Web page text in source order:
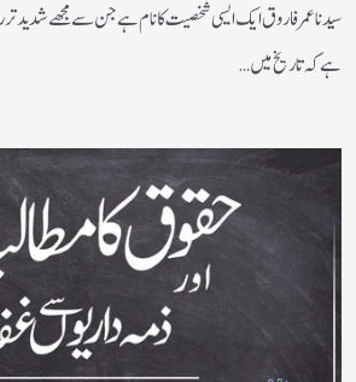
سیدنا عمر فاروق ایک ایسی شخصیت کا نام ہے جن سے مجھے شدید
ہے کہ تاریخ میں…